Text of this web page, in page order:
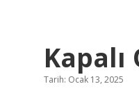
Tarih: Ocak 13, 2025